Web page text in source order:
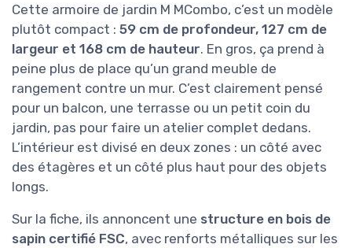
Cette armoire de jardin M MCombo, c’est un modèle
plutôt compact : 59 cm de profondeur, 127 cm de
largeur et 168 cm de hauteur. En gros, ça prend à
peine plus de place qu’un grand meuble de
rangement contre un mur. C’est clairement pensé
pour un balcon, une terrasse ou un petit coin du
jardin, pas pour faire un atelier complet dedans.
L’intérieur est divisé en deux zones : un côté avec
des étagères et un côté plus haut pour des objets
longs.
Sur la fiche, ils annoncent une structure en bois de
sapin certifié FSC, avec renforts métalliques sur les